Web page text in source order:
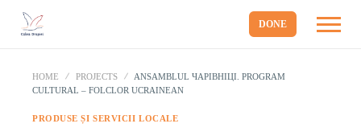
DONE
HOME PROJECTS
ANSAMBLUL ЧАРIBНIЦI. PROGRAM
CULTURAL – FOLCLOR UCRAINEAN
PRODUSE ȘI SERVICII LOCALE